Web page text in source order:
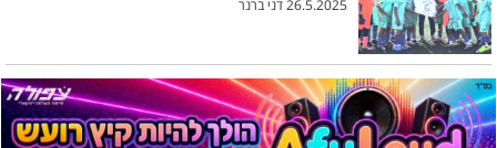
26.5.2025 דני ברנר